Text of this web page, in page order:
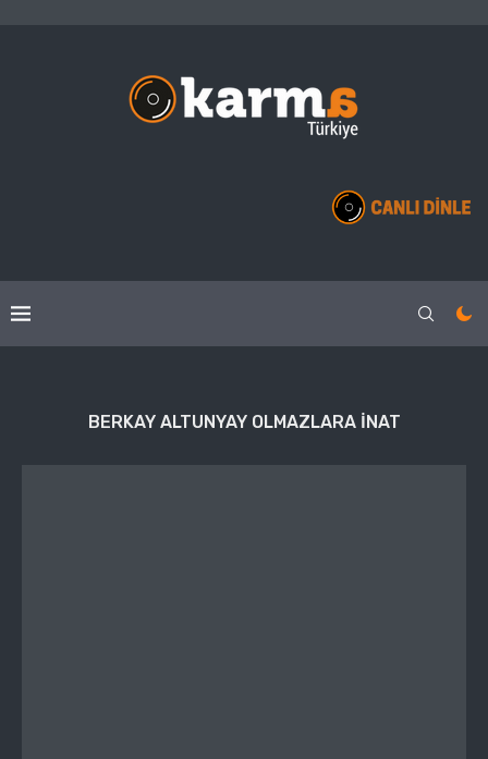
BERKAY ALTUNYAY OLMAZLARA INAT